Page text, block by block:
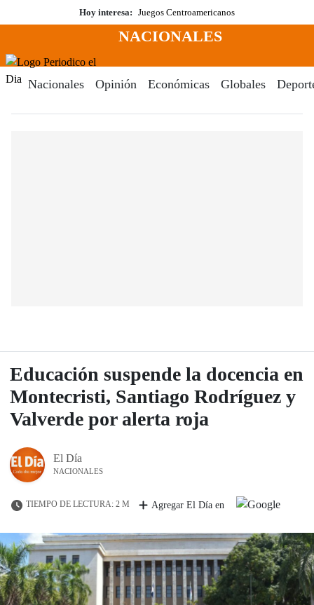
al
Hoy interesa: Juegos Centroamericanos
Menú
NACIONALES
Nacionales Opinión Económicas Globales
Educación suspende la docencia en
Montecristi, Santiago Rodríguez y
Valverde por alerta roja
El Día
NACIONALES
TIEMPO DE LECTURA: 2 M Agregar El Día en